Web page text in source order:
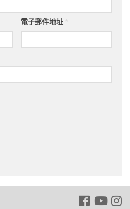
電子郵件地址